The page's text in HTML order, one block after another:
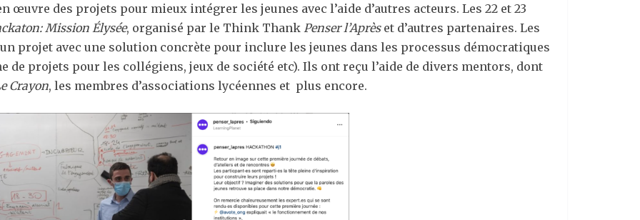
des projets pour mieux intégrer les jeunes avec l’aide d’autres acteurs. Les 22 et 23
Mission Élysée, organisé par le Think Thank Penser l’Aprèset d’autres partenaires. Les
projet avec une solution concrète pour inclure les jeunes dans les processus démocratiques
projets pour les collégiens, jeux de société etc). Ils ont reçu l’aide de divers mentors, dont
Crayon, les membres d’associations lycéennes et plus encore.